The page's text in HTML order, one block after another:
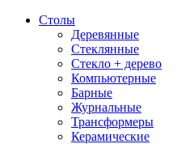
Столы
Деревянные
Стеклянные
Стекло + дерево
Компьютерные
Барные
Журнальные
Трансформеры
Керамические